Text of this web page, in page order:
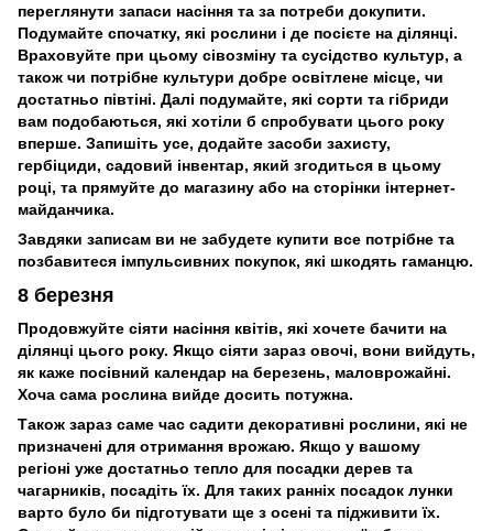
переглянути запаси насіння та за потреби докупити.
Подумайте спочатку, які рослини і де посієте на ділянці.
Враховуйте при цьому сівозміну та сусідство культур, а
також чи потрібне культури добре освітлене місце, чи
достатньо півтіні. Далі подумайте, які сорти та гібриди
вам подобаються, які хотіли б спробувати цього року
вперше. Запишіть усе, додайте засоби захисту,
гербіциди, садовий інвентар, який згодиться в цьому
році, та прямуйте до магазину або на сторінки інтернет-
майданчика.
Завдяки записам ви не забудете купити все потрібне та
позбавитеся імпульсивних покупок, які шкодять гаманцю.
8 березня
Продовжуйте сіяти насіння квітів, які хочете бачити на
ділянці цього року. Якщо сіяти зараз овочі, вони вийдуть,
як каже посівний календар на березень, маловрожайні.
Хоча сама рослина вийде досить потужна.
Також зараз саме час садити декоративні рослини, які не
призначені для отримання врожаю. Якщо у вашому
регіоні уже достатньо тепло для посадки дерев та
чагарників, посадіть їх. Для таких ранніх посадок лунки
варто було би підготувати ще з осені та підживити їх.